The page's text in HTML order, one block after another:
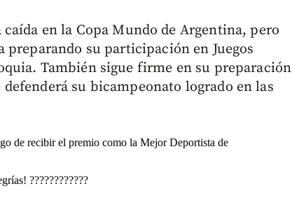
en la Copa Mundo de Argentina, pero
preparando su participación en Juegos
También sigue firme en su preparación
su bicampeonato logrado en las
de recibir el premio como la Mejor Deportista de
????????????